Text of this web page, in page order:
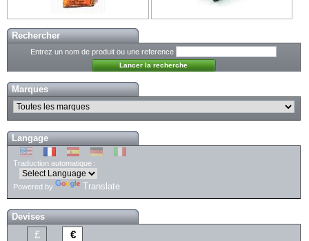
Rechercher
Entrez un nom de produit ou une reference
Marques
Langage
Traduction automatique :
Powered by Translate
Devises
£ €